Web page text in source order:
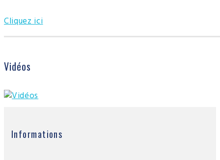
Cliquez ici
Vidéos
Informations